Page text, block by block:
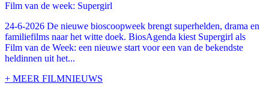
Film van de week: Supergirl
24-6-2026 De nieuwe bioscoopweek brengt superhelden, drama en
familiefilms naar het witte doek. BiosAgenda kiest Supergirl als
Film van de Week: een nieuwe start voor een van de bekendste
heldinnen uit het...
+ MEER FILMNIEUWS